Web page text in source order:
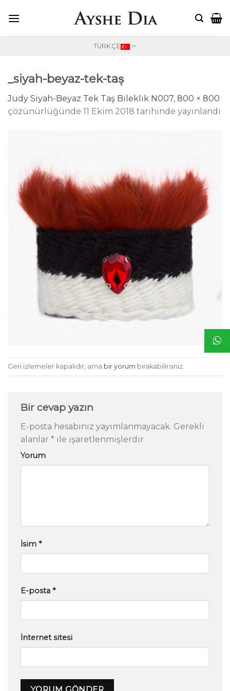
TÜRKÇE
_siyah-beyaz-tek-taş
Judy Siyah-Beyaz Tek Taş Bileklik N007, 800 × 800
çözünürlüğünde 11 Ekim 2018 tarihinde yayınlandı
Geri izlemeler kapalıdır, ama bir yorum bırakabilirsiniz.
Bir cevap yazın
E-posta hesabınız yayımlanmayacak. Gerekli
alanlar * ile işaretlenmişlerdir
Yorum
İsim *
E-posta *
İnternet sitesi